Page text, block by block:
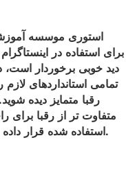
استوری موسسه
برای استفاده در
دید خوبی برخوردار
تمامی استانداردهای
رقبا متمایز دیده
متفاوت تر از رقبا
استفاده شده قرار داده ایم تا به راحتی استوری را ویرایش کنید.